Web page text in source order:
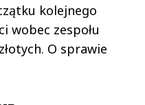
kolejnego
wobec zespołu
O sprawie